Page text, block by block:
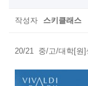
작성자 스키클래스
20/21 중/고/대학[원]